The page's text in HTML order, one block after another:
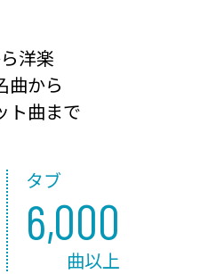
洋楽
曲から
ト曲まで
タブ
6,000
曲以上